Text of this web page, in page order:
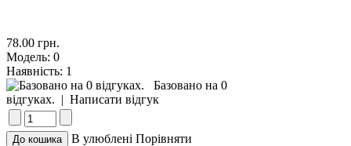
78.00 грн.
Модель: 0
Наявність: 1
Базовано на 0
відгуках. | Написати відгук
В улюблені Порівняти